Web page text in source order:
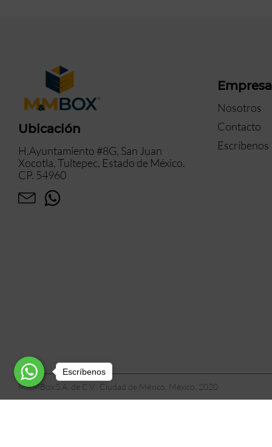
Ubicación
H.Ayuntamiento #8G, San Juan
Xocotla, Tultepec, Estado de México.
CP. 54960
Empresa
Nosotros
Contacto
Escríbenos
M&MBox S.A. de C.V., Ciudad de México, México, 2020
Escríbenos